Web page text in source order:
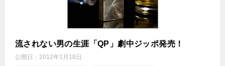
流されない男の生涯「QP」劇中ジッポ発売！
公開日： 2012年1月18日